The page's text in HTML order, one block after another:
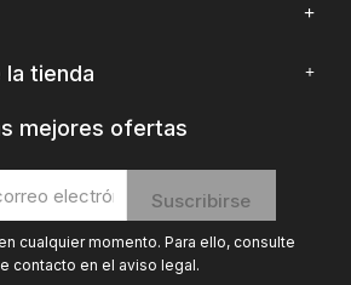
tienda
mejores ofertas
cualquier momento. Para ello, consulte
contacto en el aviso legal.